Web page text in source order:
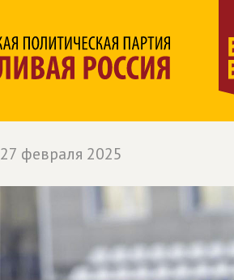
27 февраля 2025